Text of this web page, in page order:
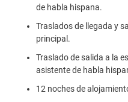
de habla hispana.
Traslados de llegada y
principal.
Traslado de salida a la
asistente de habla
12 noches de